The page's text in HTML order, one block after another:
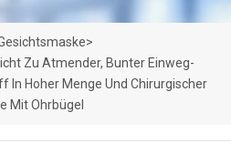
>
Zu Atmender, Bunter Einweg-
In Hoher Menge Und Chirurgischer
Mit Ohrbügel